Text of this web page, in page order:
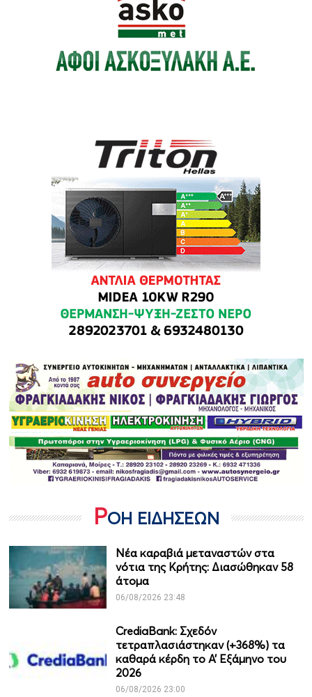
ΡΟΗ ΕΙΔΗΣΕΩΝ
Νέα καραβιά μεταναστών στα
νότια της Κρήτης: Διασώθηκαν 58
άτομα
06/08/2026 23:48
CrediaBank: Σχεδόν
τετραπλασιάστηκαν (+368%) τα
καθαρά κέρδη το Α’ Εξάμηνο του
2026
06/08/2026 23:00